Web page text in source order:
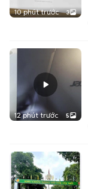
10 phút trước 3
12 phút trước 5